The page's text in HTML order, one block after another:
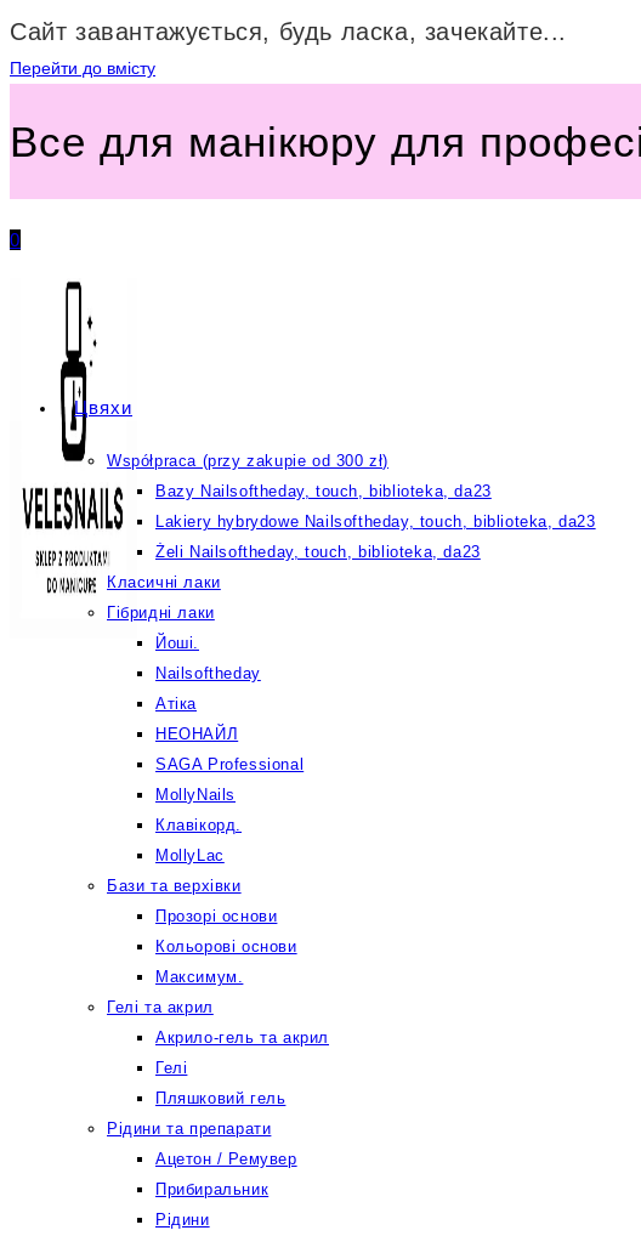
Сайт завантажується, будь ласка, зачекайте...
Перейти до вмісту
Все для манікюру для
0
Цвяхи
Współpraca (przy zakupie od 300 zł)
Bazy Nailsoftheday, touch, biblioteka, da23
Lakiery hybrydowe Nailsoftheday, touch, biblioteka, da23
Żeli Nailsoftheday, touch, biblioteka, da23
Класичні лаки
Гібридні лаки
Йоші.
Nailsoftheday
Атіка
НЕОНАЙЛ
SAGA Professional
MollyNails
Клавікорд.
MollyLac
Бази та верхівки
Прозорі основи
Кольорові основи
Максимум.
Гелі та акрил
Акрило-гель та акрил
Гелі
Пляшковий гель
Рідини та препарати
Ацетон / Ремувер
Прибиральник
Рідини